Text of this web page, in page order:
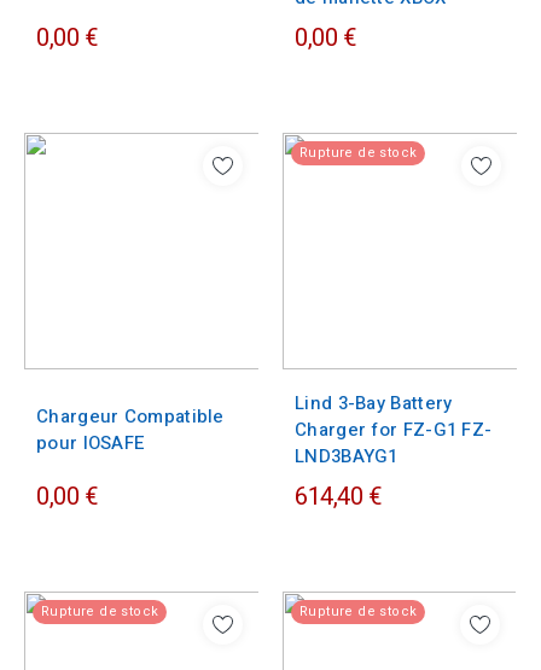
0,00 € 0,00 €
Chargeur Compatible
pour IOSAFE
0,00 €
Rupture de stock
Lind 3-Bay Battery
Charger for FZ-G1 FZ-
LND3BAYG1
614,40 €
Rupture de stock Rupture de stock